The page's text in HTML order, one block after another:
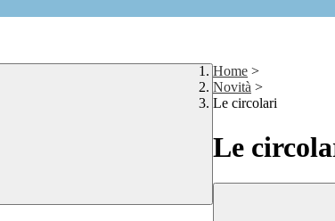
Home >
Novità >
Le circolari
Le